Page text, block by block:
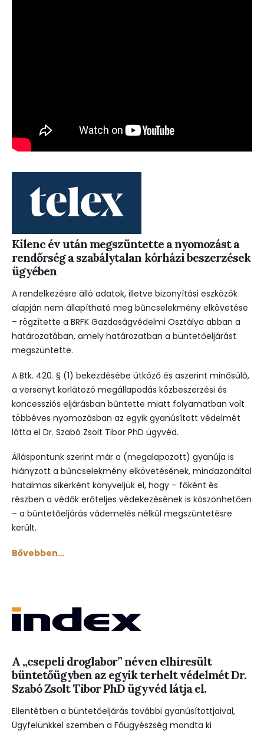
Kilenc év után megszüntette a nyomozást a
rendőrség a szabálytalan kórházi beszerzések
ügyében
A rendelkezésre álló adatok, illetve bizonyítási eszközök
alapján nem állapítható meg bűncselekmény elkövetése
– rögzítette a BRFK Gazdaságvédelmi Osztálya abban a
határozatában, amely határozatban a büntetőeljárást
megszüntette.
A Btk. 420. § (1) bekezdésébe ütköző és aszerint minősülő,
a versenyt korlátozó megállapodás közbeszerzési és
koncessziós eljárásban bűntette miatt folyamatban volt
többéves nyomozásban az egyik gyanúsított védelmét
látta el Dr. Szabó Zsolt Tibor PhD ügyvéd.
Álláspontunk szerint már a (megalapozott) gyanúja is
hiányzott a bűncselekmény elkövetésének, mindazonáltal
hatalmas sikerként könyveljük el, hogy – főként és
részben a védők erőteljes védekezésének is köszönhetően
– a büntetőeljárás vádemelés nélkül megszüntetésre
került.
Bővebben…
A „csepeli droglabor” néven elhíresült
büntetőügyben az egyik terhelt védelmét Dr.
Szabó Zsolt Tibor PhD ügyvéd látja el.
Ellentétben a büntetőeljárás további gyanúsítottjaival,
Ügyfelünkkel szemben a Főügyészség mondta ki